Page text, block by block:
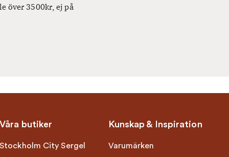
över 3500kr, ej på
Våra butiker
Stockholm City Sergel
Kunskap & Inspiration
Varumärken